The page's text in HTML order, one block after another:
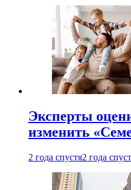
Эксперты
изменить
2 года спустя2 года